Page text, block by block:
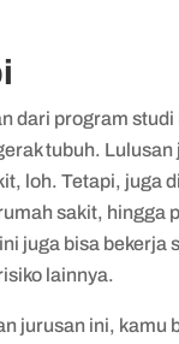
dari program
tubuh. Lulusan
loh. Tetapi, juga
sakit, hingga
juga bisa bekerja
lainnya.
jurusan ini, kamu